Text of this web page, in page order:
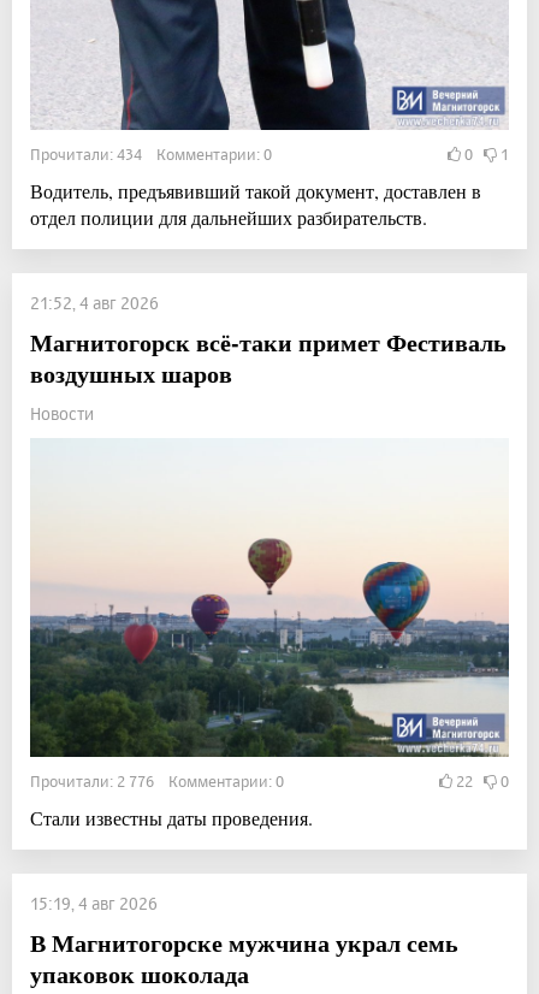
Прочитали: 434 Комментарии: 0 0 1
Водитель, предъявивший такой документ, доставлен в
отдел полиции для дальнейших разбирательств.
21:52, 4 авг 2026
Магнитогорск всё-таки примет Фестиваль
воздушных шаров
Новости
Прочитали: 2 776 Комментарии: 0 22 0
Стали известны даты проведения.
15:19, 4 авг 2026
В Магнитогорске мужчина украл семь
упаковок шоколада